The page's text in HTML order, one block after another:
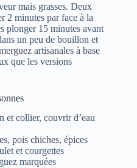
mais grasses. Deux
2 minutes par face à la
plonger 15 minutes avant
un peu de bouillon et
artisanales à base
que les versions
et collier, couvrir d’eau
pois chiches, épices
et courgettes
marquées